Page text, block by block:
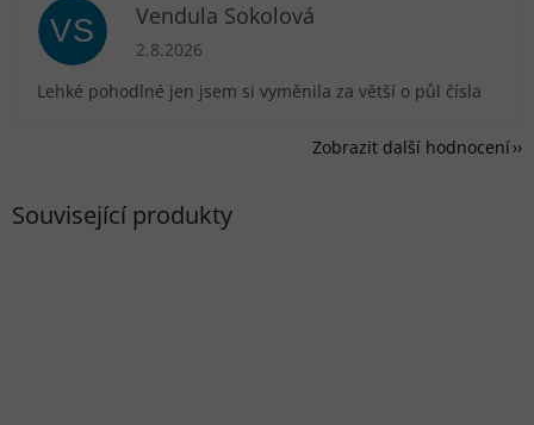
Související produkty
VS Vendula Sokolová
Hodnocení obchodu je 5 z 5 hvězdiček.
2.8.2026
Lehké pohodlné jen jsem si vyměnila za větší o půl čísla
Zobrazit další hodnocení